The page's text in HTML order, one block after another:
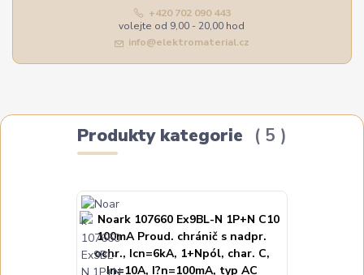
+420 702 090 443
volejte od 9,00 - 20,00 hod
info@elektromaterial.cz
Produkty kategorie 5